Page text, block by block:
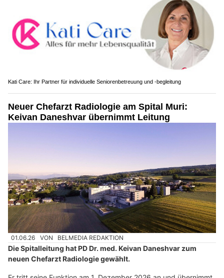
Kati Care: Ihr Partner für individuelle Seniorenbetreuung und -begleitung
Neuer Chefarzt Radiologie am Spital Muri:
Keivan Daneshvar übernimmt Leitung
01.06.26 VON BELMEDIA REDAKTION
Die Spitalleitung hat PD Dr. med. Keivan Daneshvar zum
neuen Chefarzt Radiologie gewählt.